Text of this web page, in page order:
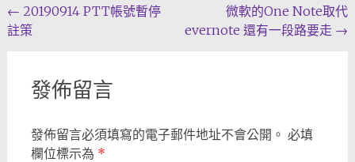
Post
navigation
← 20190914 PTT帳號暫停
註策
微軟的One Note取代
evernote 還有一段路要走 →
發佈留言
發佈留言必須填寫的電子郵件地址不會公開。 必填
欄位標示為 *